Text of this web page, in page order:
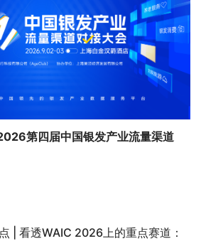
第四届中国银发产业流量渠道
| 看透WAIC 2026上的重点赛道：